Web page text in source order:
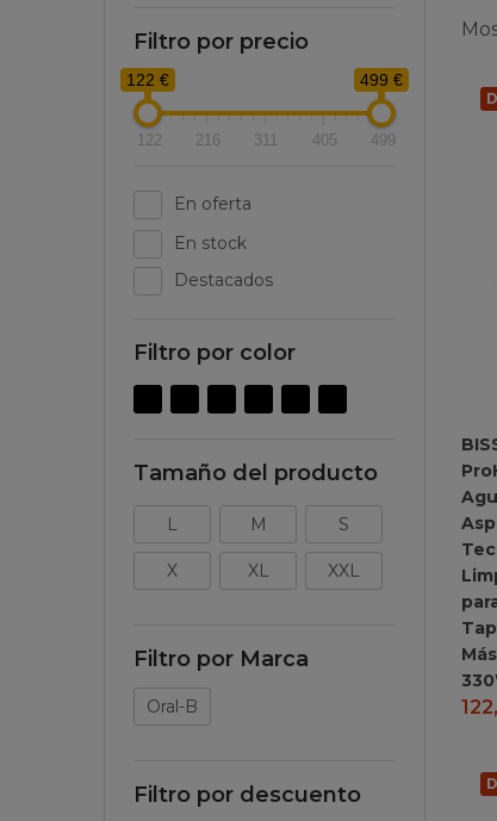
Filtro por precio
122 € 499 €
122 216 311 405 499
En oferta
En stock
Destacados
Filtro por color
Tamaño del producto
L M S
X XL XXL
Filtro por Marca
Oral-B
Filtro por descuento